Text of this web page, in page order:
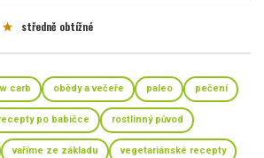
star středně obtížné
carb obědy a večeře paleo pečení
po babičce rostlinný původ
vaříme ze základu vegetariánské recepty